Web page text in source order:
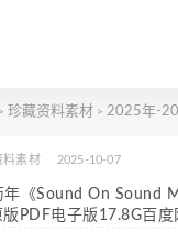
> 珍藏资料素材 > 2025年-2005年历年《Sound On
料素材 2025-10-07
《Sound On Sound
PDF电子版17.8G百